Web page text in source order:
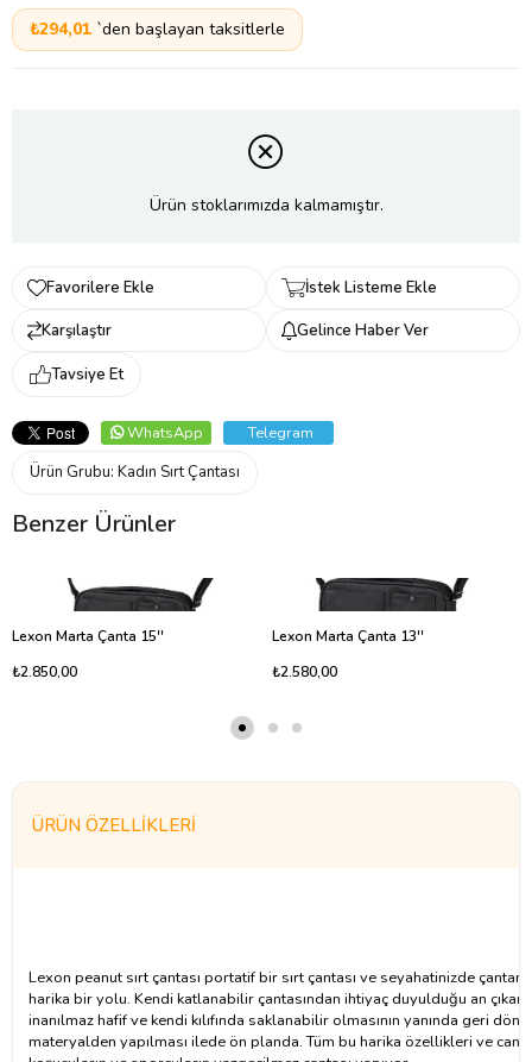
₺294,01 `den başlayan taksitlerle
Ürün stoklarımızda kalmamıştır.
Favorilere Ekle
İstek Listeme Ekle
Karşılaştır
Gelince Haber Ver
Tavsiye Et
WhatsApp
Telegram
Ürün Grubu: Kadın Sırt Çantası
Benzer Ürünler
Lexon Marta Çanta 15''
₺2.850,00
Lexon Marta Çanta 13''
₺2.580,00
ÜRÜN ÖZELLIKLERI
Lexon peanut sırt çantası portatif bir sırt çantası ve seyahatinizde
harika bir yolu. Kendi katlanabilir çantasından ihtiyaç duyulduğu an
inanılmaz hafif ve kendi kılıfında saklanabilir olmasının yanında geri
materyalden yapılması ilede ön planda. Tüm bu harika özellikleri ve canlı